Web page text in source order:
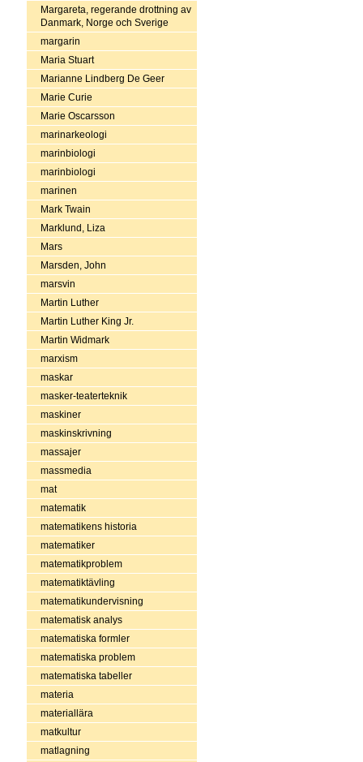
Margareta, regerande drottning av
Danmark, Norge och Sverige
margarin
Maria Stuart
Marianne Lindberg De Geer
Marie Curie
Marie Oscarsson
marinarkeologi
marinbiologi
marinbiologi
marinen
Mark Twain
Marklund, Liza
Mars
Marsden, John
marsvin
Martin Luther
Martin Luther King Jr.
Martin Widmark
marxism
maskar
masker-teaterteknik
maskiner
maskinskrivning
massajer
massmedia
mat
matematik
matematikens historia
matematiker
matematikproblem
matematiktävling
matematikundervisning
matematisk analys
matematiska formler
matematiska problem
matematiska tabeller
materia
materiallära
matkultur
matlagning